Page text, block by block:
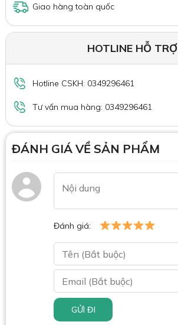
Giao hàng toàn quốc
HOTLINE HỖ TRỢ
Hotline CSKH: 0349296461
Tư vấn mua hàng: 0349296461
ĐÁNH GIÁ VỀ SẢN PHẨM
Đánh giá:
GỬI ĐI